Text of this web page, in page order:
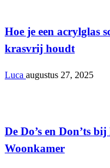
Hoe je een acrylglas
krasvrij houdt
Luca augustus 27, 2025
De Do’s en Don’ts
Woonkamer